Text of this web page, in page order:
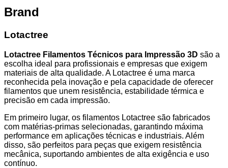
Brand
Lotactree
Lotactree Filamentos Técnicos para Impressão 3D são a
escolha ideal para profissionais e empresas que exigem
materiais de alta qualidade. A Lotactree é uma marca
reconhecida pela inovação e pela capacidade de oferecer
filamentos que unem resistência, estabilidade térmica e
precisão em cada impressão.
Em primeiro lugar, os filamentos Lotactree são fabricados
com matérias-primas selecionadas, garantindo máxima
performance em aplicações técnicas e industriais. Além
disso, são perfeitos para peças que exigem resistência
mecânica, suportando ambientes de alta exigência e uso
contínuo.